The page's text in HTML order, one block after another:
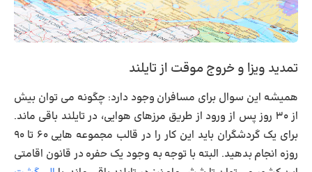
تمدید ویزا و خروج موقت از تایلند
همیشه این سوال برای مسافران وجود دارد: چگونه می ‌توان بیش
از ۳۰ روز پس از ورود از طریق مرزهای هوایی، در تایلند باقی ماند.
برای یک گردشگران باید این کار را در قالب مجموعه ‌هایی ۶۰ تا ۹۰
روزه انجام بدهید. البته با توجه به وجود یک حفره در قانون اقامتی